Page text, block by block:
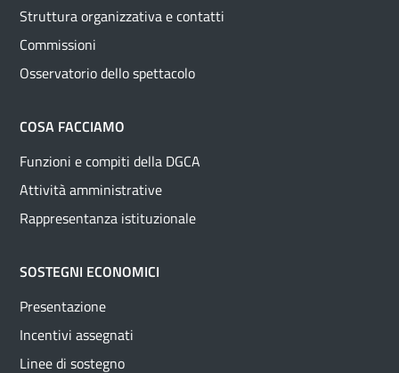
Struttura organizzativa e contatti
Commissioni
Osservatorio dello spettacolo
COSA FACCIAMO
Funzioni e compiti della DGCA
Attività amministrative
Rappresentanza istituzionale
SOSTEGNI ECONOMICI
Presentazione
Incentivi assegnati
Linee di sostegno